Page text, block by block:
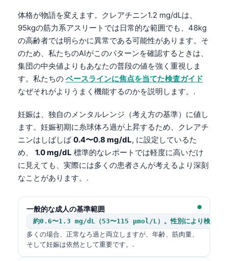
体格が物語を変えます。クレアチニン1.2 mg/dLは、
95kgの筋力系アスリートでは日常的な範囲でも、48kg
の高齢者では明らかに異常である可能性があります。そ
のため、私たちのAIがこのパターンを確認するときは、
集団の中央値よりもあなたの普段の値を強く重視しま
す。私たちの ベースラインに焦点を当てた検査ガイド
なぜそれがよりうまく機能するのかを説明します。.
妊娠は、独自のメンタルレンジ（考え方の基準）に値し
ます。妊娠初期に糸球体ろ過が上昇するため、クレアチ
ニンはしばしば0.4〜0.8 mg/dL, に設定しているた
め、 1.0 mg/dL 標準的なレポートでは軽度に高いだけ
に見えても、実際には多くの患者さんが考えるより深刻
なことがあります。.
一般的な成人の基準範囲
約0.6〜1.3 mg/dL（53〜115 µmol/L）。性別により検査値に
多くの場合、正常なろ過と両立しますが、年齢、筋肉量、
そして妊娠は依然として重要です。.